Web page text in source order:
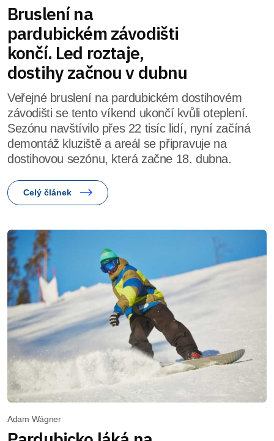
Bruslení na
pardubickém závodišti
končí. Led roztaje,
dostihy začnou v dubnu
Veřejné bruslení na pardubickém dostihovém
závodišti se tento víkend ukončí kvůli oteplení.
Sezónu navštívilo přes 22 tisíc lidí, nyní začíná
demontáž kluziště a areál se připravuje na
dostihovou sezónu, která začne 18. dubna.
Celý článek
Adam Wágner